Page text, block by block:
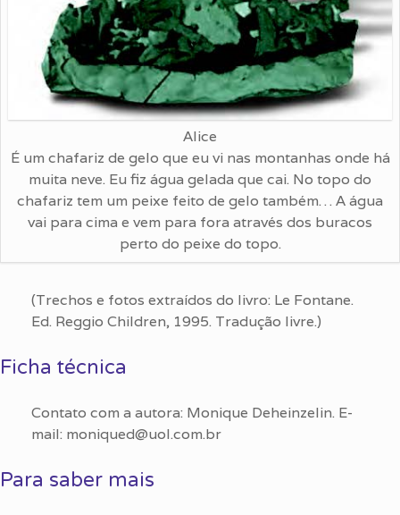
Alice
É um chafariz de gelo que eu vi nas montanhas onde há
muita neve. Eu fiz água gelada que cai. No topo do
chafariz tem um peixe feito de gelo também… A água
vai para cima e vem para fora através dos buracos
perto do peixe do topo.
(Trechos e fotos extraídos do livro: Le Fontane.
Ed. Reggio Children, 1995. Tradução livre.)
Ficha técnica
Contato com a autora: Monique Deheinzelin. E-
mail: moniqued@uol.com.br
Para saber mais